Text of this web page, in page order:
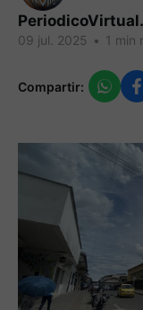
09 jul. 2025 • 1 min
Compartir: